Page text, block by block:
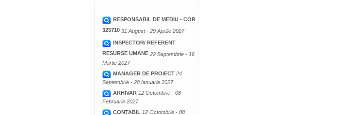
RESPONSABIL DE MEDIU - COR
325710 31 August - 29 Aprilie 2027
INSPECTOR/ REFERENT
RESURSE UMANE 22 Septembrie - 16
Martie 2027
MANAGER DE PROIECT 24
Septembrie - 28 Ianuarie 2027
ARHIVAR 12 Octombrie - 08
Februarie 2027
CONTABIL 12 Octombrie - 08